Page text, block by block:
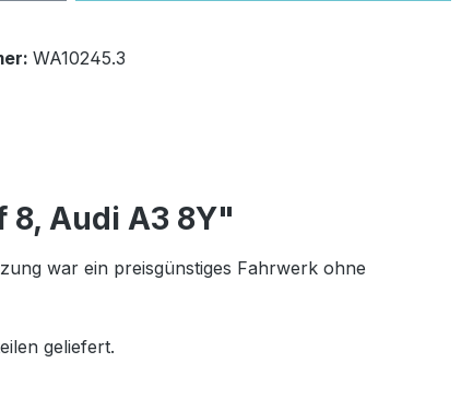
WA10245.3
Audi A3 8Y"
war ein preisgünstiges Fahrwerk ohne
geliefert.